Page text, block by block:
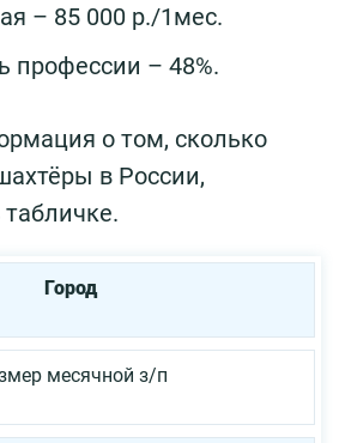
– 85 000 р./1мес.
профессии – 48%.
о том, сколько
в России,
Город
месячной з/п